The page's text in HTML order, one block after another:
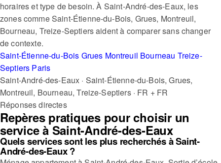
horaires et type de besoin. À Saint-André-des-Eaux, les
zones comme Saint-Étienne-du-Bois, Grues, Montreuil,
Bourneau, Treize-Septiers aident à comparer sans changer
de contexte.
Saint-Étienne-du-Bois Grues Montreuil Bourneau Treize-
Septiers Paris
Saint-André-des-Eaux · Saint-Étienne-du-Bois, Grues,
Montreuil, Bourneau, Treize-Septiers · FR + FR
Réponses directes
Repères pratiques pour choisir un
service à Saint-André-des-Eaux
Quels services sont les plus recherchés à Saint-
André-des-Eaux ?